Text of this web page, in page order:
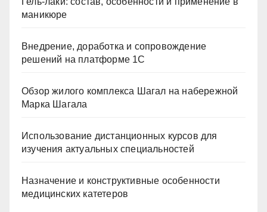
маникюре
Внедрение, доработка и сопровождение
решений на платформе 1С
Обзор жилого комплекса Шагал на набережной
Марка Шагала
Использование дистанционных курсов для
изучения актуальных специальностей
Назначение и конструктивные особенности
медицинских катетеров